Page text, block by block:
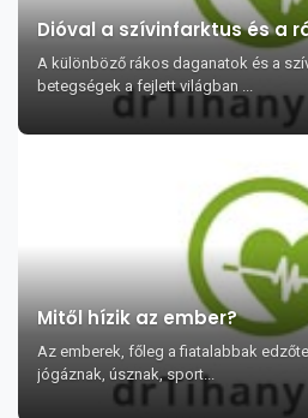
Dióval a szívinfarktus és a
A különböző rákos daganatok és a
betegségek a fejlett világban ...
Mitől hízik az ember?
Az emberek, főleg a fiatalabbak
jógáznak, úsznak, sport...